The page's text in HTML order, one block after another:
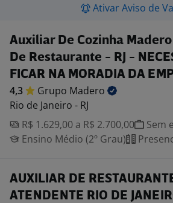
Ativar Aviso de
Auxiliar De Cozinha
De Restaurante - RJ -
FICAR NA MORADIA DA
4,3 Grupo Madero
Rio de Janeiro - RJ
R$ 1.629,00 a R$ 2.700,00
Sem
Ensino Médio (2º Grau)
AUXILIAR DE
ATENDENTE RIO DE